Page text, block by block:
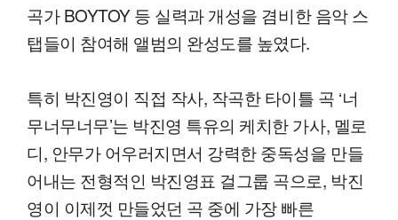
곡가 BOYTOY 등 실력과 개성을 겸비한 음악 스
탭들이 참여해 앨범의 완성도를 높였다.
특히 박진영이 직접 작사, 작곡한 타이틀 곡 ‘너
무너무너무’는 박진영 특유의 케치한 가사, 멜로
디, 안무가 어우러지면서 강력한 중독성을 만들
어내는 전형적인 박진영표 걸그룹 곡으로, 박진
영이 이제껏 만들었던 곡 중에 가장 빠른